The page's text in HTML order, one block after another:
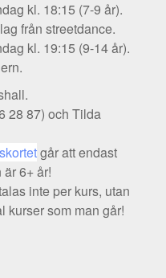
kl. 18:15 (7-9 år).
från streetdance.
kl. 19:15 (9-14 år).
28 87) och Tilda
går att endast
6+ år!
inte per kurs, utan
kurser som man går!